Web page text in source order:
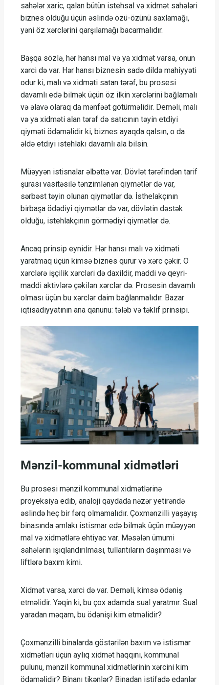
sahələr xaric, qalan bütün istehsal və xidmət sahələri
biznes olduğu üçün əslində özü-özünü saxlamağı,
yəni öz xərclərini qarşılamağı bacarmalıdır.
Başqa sözlə, hər hansı mal və ya xidmət varsa, onun
xərci də var. Hər hansı biznesin sadə dildə mahiyyəti
odur ki, malı və xidməti satan tərəf, bu prosesi
davamlı edə bilmək üçün öz ilkin xərclərini bağlamalı
və əlavə olaraq da mənfəət götürməlidir. Deməli, malı
və ya xidməti alan tərəf də satıcının təyin etdiyi
qiyməti ödəməlidir ki, biznes ayaqda qalsın, o da
əldə etdiyi istehlakı davamlı ala bilsin.
Müəyyən istisnalar əlbəttə var. Dövlət tərəfindən tarif
şurası vasitəsilə tənzimlənən qiymətlər də var,
sərbəst təyin olunan qiymətlər də. İsthelakçının
birbaşa ödədiyi qiymətlər də var, dövlətin dəstək
olduğu, istehlakçının görmədiyi qiymətlər də.
Ancaq prinsip eynidir. Hər hansı malı və xidməti
yaratmaq üçün kimsə biznes qurur və xərc çəkir. O
xərclərə işçilik xərcləri də daxildir, maddi və qeyri-
maddi aktivlərə çəkilən xərclər də. Prosesin davamlı
olması üçün bu xərclər daim bağlanmalıdır. Bazar
iqtisadiyyatının ana qanunu: tələb və təklif prinsipi.
Mənzil-kommunal xidmətləri
Bu prosesi mənzil kommunal xidmətlərinə
proyeksiya edib, analoji qaydada nəzər yetirəndə
əslində heç bir fərq olmamalıdır. Çoxmənzilli yaşayış
binasında əmlakı istismar edə bilmək üçün müəyyən
mal və xidmətlərə ehtiyac var. Məsələn ümumi
sahələrin işıqlandırılması, tullantıların daşınması və
liftlərə baxım kimi.
Xidmət varsa, xərci də var. Deməli, kimsə ödəniş
etməlidir. Yəqin ki, bu çox adamda sual yaratmır. Sual
yaradan məqam, bu ödənişi kim etməlidir?
Çoxmənzilli binalarda göstərilən baxım və istismar
xidmətləri üçün aylıq xidmət haqqını, kommunal
pulunu, mənzil kommunal xidmətlərinin xərcini kim
ödəməlidir? Binanı tikənlər? Binadan istifadə edənlər